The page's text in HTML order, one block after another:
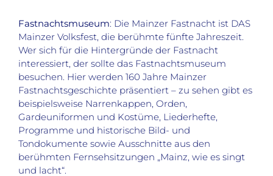
Fastnachtsmuseum: Die Mainzer Fastnacht ist DAS
Mainzer Volksfest, die berühmte fünfte Jahreszeit.
Wer sich für die Hintergründe der Fastnacht
interessiert, der sollte das Fastnachtsmuseum
besuchen. Hier werden 160 Jahre Mainzer
Fastnachtsgeschichte präsentiert – zu sehen gibt es
beispielsweise Narrenkappen, Orden,
Gardeuniformen und Kostüme, Liederhefte,
Programme und historische Bild- und
Tondokumente sowie Ausschnitte aus den
berühmten Fernsehsitzungen „Mainz, wie es singt
und lacht“.